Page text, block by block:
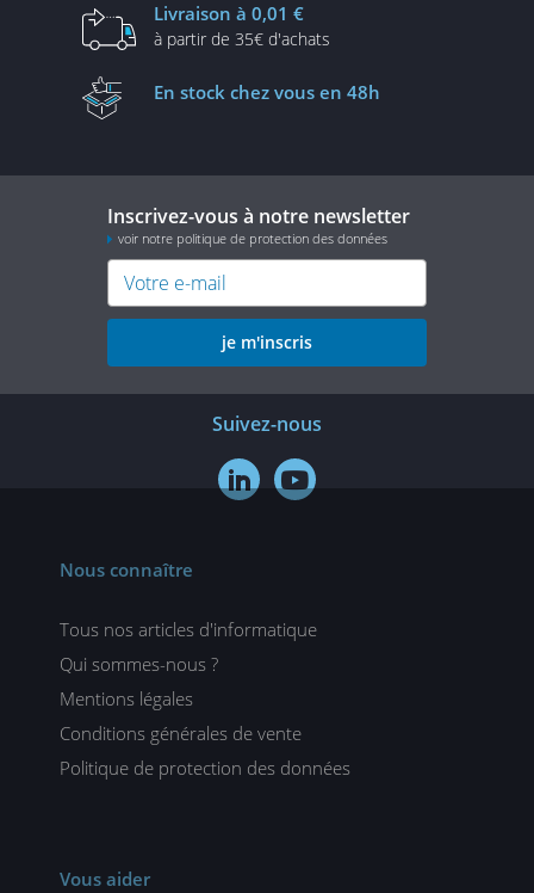
Livraison à 0,01 €
à partir de 35€ d'achats
En stock chez vous en 48h
Inscrivez-vous à notre newsletter
voir notre politique de protection des données
je m'inscris
Suivez-nous
 
Nous connaître
Tous nos articles d'informatique
Qui sommes-nous ?
Mentions légales
Conditions générales de vente
Politique de protection des données
Vous aider